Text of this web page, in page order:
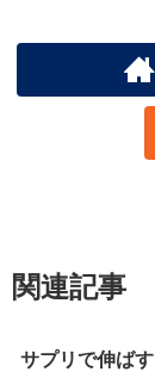
関連記事
サプリで伸ば